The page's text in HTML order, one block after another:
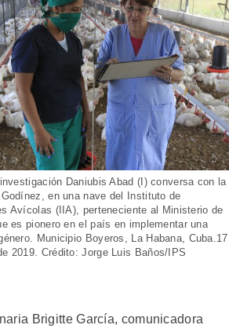
Daniubis Abad (I) conversa con la
en una nave del Instituto de
Avícolas (IIA), perteneciente al Ministerio de
es pionero en el país en implementar una
Municipio Boyeros, La Habana, Cuba.17
2019. Crédito: Jorge Luis Baños/IPS
Brigitte García, comunicadora